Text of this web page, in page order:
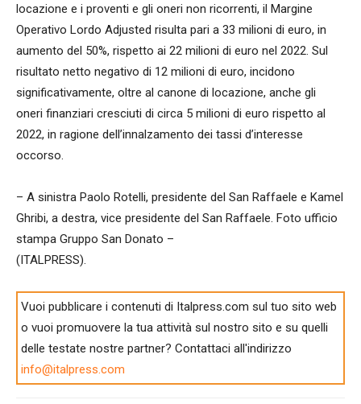
locazione e i proventi e gli oneri non ricorrenti, il Margine
Operativo Lordo Adjusted risulta pari a 33 milioni di euro, in
aumento del 50%, rispetto ai 22 milioni di euro nel 2022. Sul
risultato netto negativo di 12 milioni di euro, incidono
significativamente, oltre al canone di locazione, anche gli
oneri finanziari cresciuti di circa 5 milioni di euro rispetto al
2022, in ragione dell’innalzamento dei tassi d’interesse
occorso.
– A sinistra Paolo Rotelli, presidente del San Raffaele e Kamel
Ghribi, a destra, vice presidente del San Raffaele. Foto ufficio
stampa Gruppo San Donato –
(ITALPRESS).
Vuoi pubblicare i contenuti di Italpress.com sul tuo sito web
o vuoi promuovere la tua attività sul nostro sito e su quelli
delle testate nostre partner? Contattaci all'indirizzo
info@italpress.com